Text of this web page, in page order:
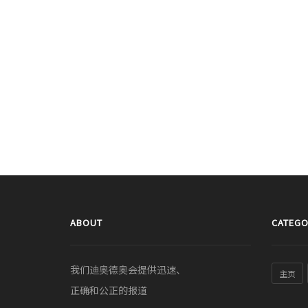
ABOUT
我们迪奥德奥会提供迅速、
正确和公正的报道
主页